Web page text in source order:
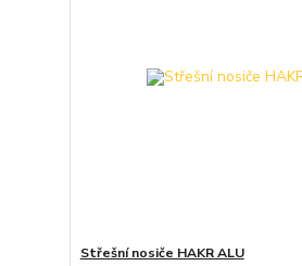
Střešní nosiče HAKR ALU